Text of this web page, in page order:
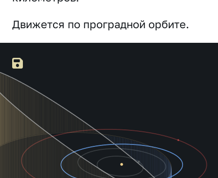
Движется по проградной орбите.